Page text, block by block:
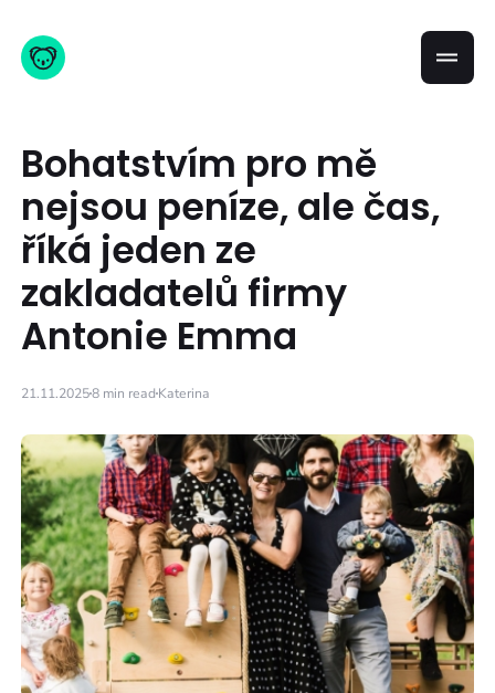
Bohatstvím pro mě
nejsou peníze, ale čas,
říká jeden ze
zakladatelů firmy
Antonie Emma
21.11.20258 min readKaterina